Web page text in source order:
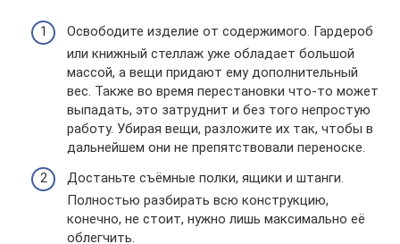
Освободите изделие от содержимого. Гардероб
или книжный стеллаж уже обладает большой
массой, а вещи придают ему дополнительный
вес. Также во время перестановки что-то может
выпадать, это затруднит и без того непростую
работу. Убирая вещи, разложите их так, чтобы в
дальнейшем они не препятствовали переноске.
Достаньте съёмные полки, ящики и штанги.
Полностью разбирать всю конструкцию,
конечно, не стоит, нужно лишь максимально её
облегчить.